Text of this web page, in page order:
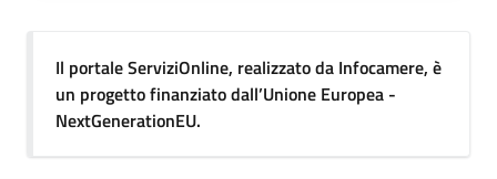
Il portale ServiziOnline, realizzato da Infocamere, è
un progetto finanziato dall’Unione Europea -
NextGenerationEU.